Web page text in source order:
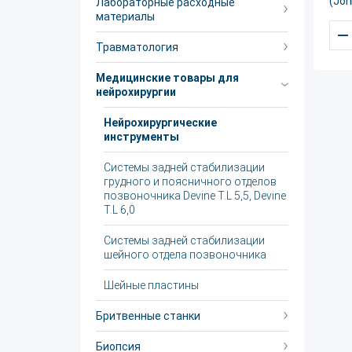
материалы
Травматология
Медицинские товары для
нейрохирургии
Нейрохирургические
инструменты
Системы задней стабилизации
грудного и поясничного отделов
позвоночника Devine T.L 5,5, Devine
T.L 6,0
Системы задней стабилизации
шейного отдела позвоночника
Шейные пластины
Бритвенные станки
Биопсия
–